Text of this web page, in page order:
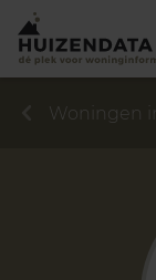
Woningen